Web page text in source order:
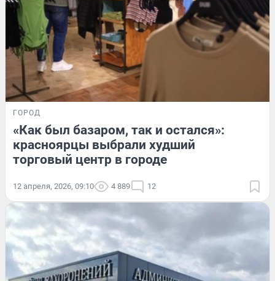
ГОРОД
«Как был базаром, так и остался»:
красноярцы выбрали худший
торговый центр в городе
12 апреля, 2026, 09:10 4 889 12